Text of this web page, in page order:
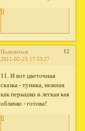
0
Поделиться
12
2011-02-25 17:53:27
11. И вот цветочная
сказка - туника, нежная
как перышко и легкая как
облачко - готова!
0